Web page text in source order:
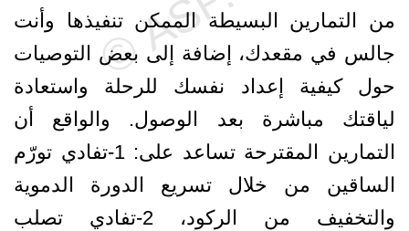
من التمارين البسيطة الممكن تنفيذها وأنت
جالس في مقعدك، إضافة إلى بعض التوصيات
حول كيفية إعداد نفسك للرحلة واستعادة
لياقتك مباشرة بعد الوصول. والواقع أن
التمارين المقترحة تساعد على: 1-تفادي تورّم
الساقين من خلال تسريع الدورة الدموية
والتخفيف من الركود، 2-تفادي تصلب